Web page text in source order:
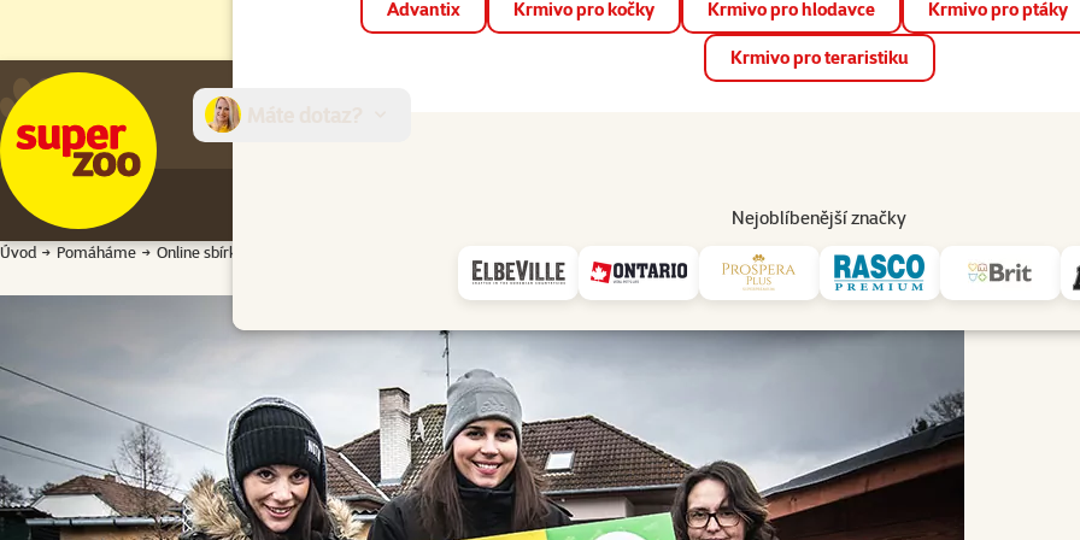
📱 Stáhněte si novou aplikaci Super zoo.Více informací
Advantix Krmivo pro kočky Krmivo pro hlodavce Krmivo pro ptáky
Krmivo pro teraristiku
Nejoblíbenější značky
Prodejny Služby
Úvod Pomáháme Online sbírky
67 118 Kč v chovatelských potřebách pro útulek Psí záležitosti